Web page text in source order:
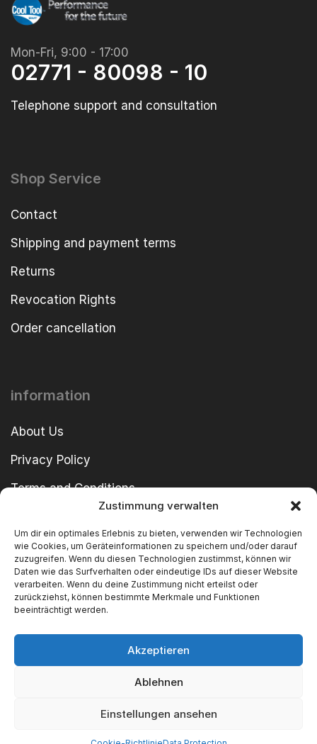
Zustimmung verwalten
Um dir ein optimales Erlebnis zu bieten, verwenden wir Technologien
wie Cookies, um Geräteinformationen zu speichern und/oder darauf
zuzugreifen. Wenn du diesen Technologien zustimmst, können wir
Daten wie das Surfverhalten oder eindeutige IDs auf dieser Website
verarbeiten. Wenn du deine Zustimmung nicht erteilst oder
zurückziehst, können bestimmte Merkmale und Funktionen
beeinträchtigt werden.
Akzeptieren
Ablehnen
Einstellungen ansehen
Mon-Fri, 9:00 - 17:00
02771 - 80098 - 10
Telephone support and consultation
Shop Service
Contact
Shipping and payment terms
Returns
Revocation Rights
Order cancellation
information
About Us
Privacy Policy
Terms and Conditions
Copyright © 2024 SWT GmbH